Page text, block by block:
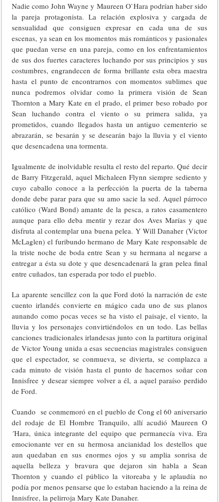
Nadie como John Wayne y Maureen O`Hara podrían haber sido
la pareja protagonista. La relación explosiva y cargada de
sensualidad que consiguen expresar en cada una de sus
escenas, ya sean en los momentos más románticos y pasionales
que puedan verse en una pareja, como en los enfrentamientos
de sus dos fuertes caracteres luchando por sus principios y sus
costumbres, engrandecen de forma brillante esta obra maestra
hasta el punto de encontrarnos con momentos sublimes que
nunca podremos olvidar como la primera visión de Sean
Thornton a Mary Kate en el prado, el primer beso robado por
Sean luchando contra el viento o su primera salida, ya
prometidos, cuando llegados hasta un antiguo cementerio se
abrazarán, se besarán y se desearán bajo la lluvia y el viento
que desencadena una tormenta.
Igualmente de inolvidable resulta el resto del reparto. Qué decir
de Barry Fitzgerald, aquel Michaleen Flynn siempre sediento y
cuyo caballo conoce a la perfección la puerta de la taberna
donde debe parar para que su amo sacie la sed. Aquel párroco
católico (Ward Bond) amante de la pesca, a ratos casamentero
aunque para ello deba mentir y rezar dos Aves Marías y que
disfruta al contemplar una buena pelea. Y Will Danaher (Victor
McLaglen) el furibundo hermano de Mary Kate responsable de
la triste noche de boda entre Sean y su hermana al negarse a
entregar a ésta su dote y que desencadenará la gran pelea final
entre cuñados, tan esperada por todo el pueblo.
La aparente sencillez con la que Ford dotó la narración de este
cuento irlandés convierte en mágico cada uno de sus planos
aunando como pocas veces se ha visto el paisaje, el viento, la
lluvia y los personajes convirtiéndolos en un todo. Las bellas
canciones tradicionales irlandesas junto con la partitura original
de Victor Young unida a esas secuencias magistrales consiguen
que el espectador, se conmueva, se divierta, se complazca a
cada minuto de visión hasta el punto de hacernos soñar con
Innisfree y desear siempre volver a él, a aquel paraíso perdido
de Ford.
Cuando se conmemoró en el pueblo de Cong el 60 aniversario
del rodaje de El Hombre Tranquilo, allí acudió Maureen O
´Hara, única integrante del equipo que permanecía viva. Era
emocionante ver en su hermosa ancianidad los destellos que
aun quedaban en sus enormes ojos y su amplia sonrisa de
aquella belleza y bravura que dejaron sin habla a Sean
Thornton y cuando el público la vitoreaba y le aplaudía no
podía por menos pensarse que lo estaban haciendo a la reina de
Innisfree, la pelirroja Mary Kate Danaher.